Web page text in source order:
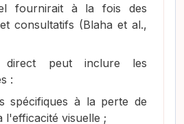
fournirait à la fois des
consultatifs (Blaha et al.,
direct peut inclure les
:
spécifiques à la perte de
l'efficacité visuelle ;